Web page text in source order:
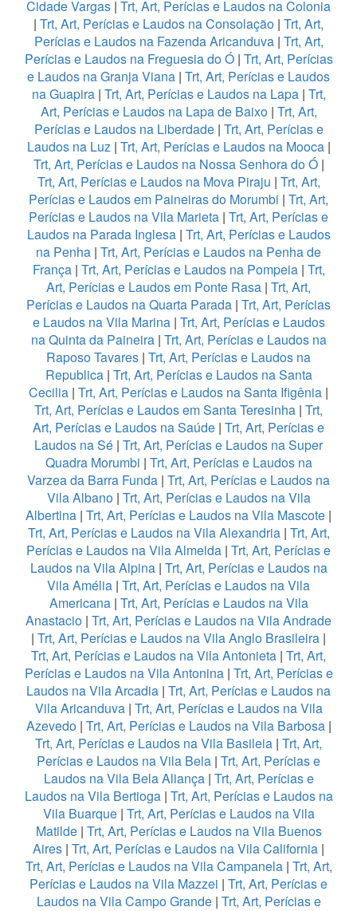
Cidade Vargas | Trt, Art, Perícias e Laudos na Colonia
| Trt, Art, Perícias e Laudos na Consolação | Trt, Art,
Perícias e Laudos na Fazenda Aricanduva| Trt, Art,
Perícias e Laudos na Freguesia do Ó| Trt, Art, Perícias
e Laudos na Granja Viana | Trt, Art, Perícias e Laudos
na Guapira| Trt, Art, Perícias e Laudos na Lapa| Trt,
Art, Perícias e Laudos na Lapa de Baixo | Trt, Art,
Perícias e Laudos na Liberdade | Trt, Art, Perícias e
Laudos na Luz| Trt, Art, Perícias e Laudos na Mooca|
Trt, Art, Perícias e Laudos na Nossa Senhora do Ó|
Trt, Art, Perícias e Laudos na Mova Piraju | Trt, Art,
Perícias e Laudos em Paineiras do Morumbi | Trt, Art,
Perícias e Laudos na Vila Marieta | Trt, Art, Perícias e
Laudos na Parada Inglesa | Trt, Art, Perícias e Laudos
na Penha | Trt, Art, Perícias e Laudos na Penha de
França | Trt, Art, Perícias e Laudos na Pompeia| Trt,
Art, Perícias e Laudos em Ponte Rasa | Trt, Art,
Perícias e Laudos na Quarta Parada | Trt, Art, Perícias
e Laudos na Vila Marina| Trt, Art, Perícias e Laudos
na Quinta da Paineira| Trt, Art, Perícias e Laudos na
Raposo Tavares | Trt, Art, Perícias e Laudos na
Republica| Trt, Art, Perícias e Laudos na Santa
Cecilia | Trt, Art, Perícias e Laudos na Santa Ifigênia |
Trt, Art, Perícias e Laudos em Santa Teresinha | Trt,
Art, Perícias e Laudos na Saúde | Trt, Art, Perícias e
Laudos na Sé | Trt, Art, Perícias e Laudos na Super
Quadra Morumbi | Trt, Art, Perícias e Laudos na
Varzea da Barra Funda | Trt, Art, Perícias e Laudos na
Vila Albano| Trt, Art, Perícias e Laudos na Vila
Albertina | Trt, Art, Perícias e Laudos na Vila Mascote |
Trt, Art, Perícias e Laudos na Vila Alexandria| Trt, Art,
Perícias e Laudos na Vila Almeida | Trt, Art, Perícias e
Laudos na Vila Alpina | Trt, Art, Perícias e Laudos na
Vila Amélia | Trt, Art, Perícias e Laudos na Vila
Americana| Trt, Art, Perícias e Laudos na Vila
Anastacio | Trt, Art, Perícias e Laudos na Vila Andrade
| Trt, Art, Perícias e Laudos na Vila Anglo Brasileira |
Trt, Art, Perícias e Laudos na Vila Antonieta | Trt, Art,
Perícias e Laudos na Vila Antonina| Trt, Art, Perícias e
Laudos na Vila Arcadia | Trt, Art, Perícias e Laudos na
Vila Aricanduva| Trt, Art, Perícias e Laudos na Vila
Azevedo| Trt, Art, Perícias e Laudos na Vila Barbosa|
Trt, Art, Perícias e Laudos na Vila Basileia | Trt, Art,
Perícias e Laudos na Vila Bela | Trt, Art, Perícias e
Laudos na Vila Bela Aliança| Trt, Art, Perícias e
Laudos na Vila Bertioga| Trt, Art, Perícias e Laudos na
Vila Buarque| Trt, Art, Perícias e Laudos na Vila
Matilde| Trt, Art, Perícias e Laudos na Vila Buenos
Aires | Trt, Art, Perícias e Laudos na Vila California |
Trt, Art, Perícias e Laudos na Vila Campanela| Trt, Art,
Perícias e Laudos na Vila Mazzei | Trt, Art, Perícias e
Laudos na Vila Campo Grande| Trt, Art, Perícias e